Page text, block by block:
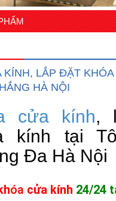
KÍNH, LẮP ĐẶT
HÀ NỘI
cửa kính,
kính tại
Đa Hà Nội
óa cửa kính 24/24